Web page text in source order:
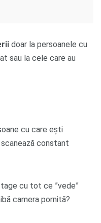
doar la persoanele cu
sau la cele care au
cu care ești
constant
cu tot ce ”vede”
camera pornită?